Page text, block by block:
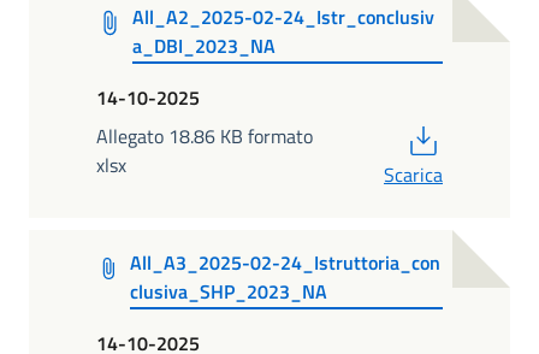
All_A2_2025-02-24_Istr_conclusiv
a_DBI_2023_NA
14-10-2025
Allegato 18.86 KB formato
xlsx
Scarica
All_A3_2025-02-24_Istruttoria_con
clusiva_SHP_2023_NA
14-10-2025